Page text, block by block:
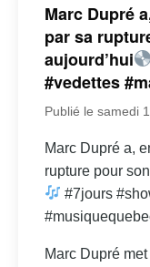
Marc Dupré
par sa
aujourd’hui
#vedettes
Publié le samedi
Marc Dupré a,
rupture pour
#7jours
Marc Dupré